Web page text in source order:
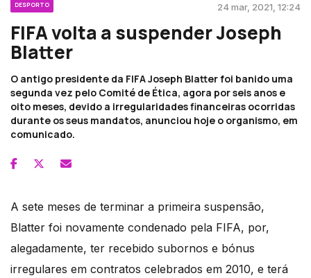
DESPORTO 24 mar, 2021, 12:24
FIFA volta a suspender Joseph
Blatter
O antigo presidente da FIFA Joseph Blatter foi banido uma
segunda vez pelo Comité de Ética, agora por seis anos e
oito meses, devido a irregularidades financeiras ocorridas
durante os seus mandatos, anunciou hoje o organismo, em
comunicado.
A sete meses de terminar a primeira suspensão,
Blatter foi novamente condenado pela FIFA, por,
alegadamente, ter recebido subornos e bónus
irregulares em contratos celebrados em 2010, e terá